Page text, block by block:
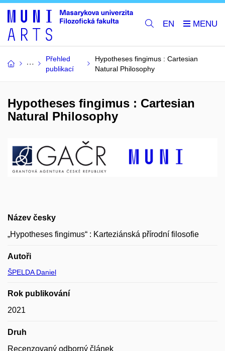
EN
Přehled
publikací
Hypotheses fingimus : Cartesian
Natural Philosophy
Hypotheses fingimus : Cartesian
Natural Philosophy
Název česky
„Hypotheses fingimus“ : Karteziánská přírodní filosofie
Autoři
ŠPELDA Daniel
Rok publikování
2021
Druh
Recenzovaný odborný článek